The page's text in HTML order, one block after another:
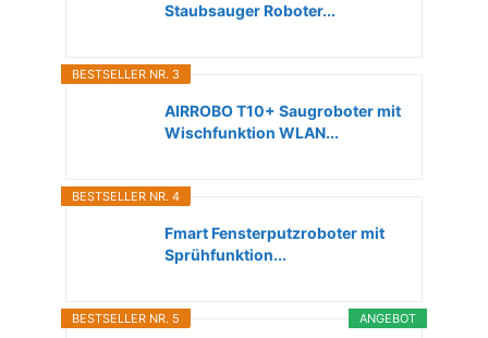
Staubsauger Roboter...
BESTSELLER NR. 3
AIRROBO T10+ Saugroboter mit
Wischfunktion WLAN...
BESTSELLER NR. 4
Fmart Fensterputzroboter mit
Sprühfunktion...
ANGEBOT
BESTSELLER NR. 5